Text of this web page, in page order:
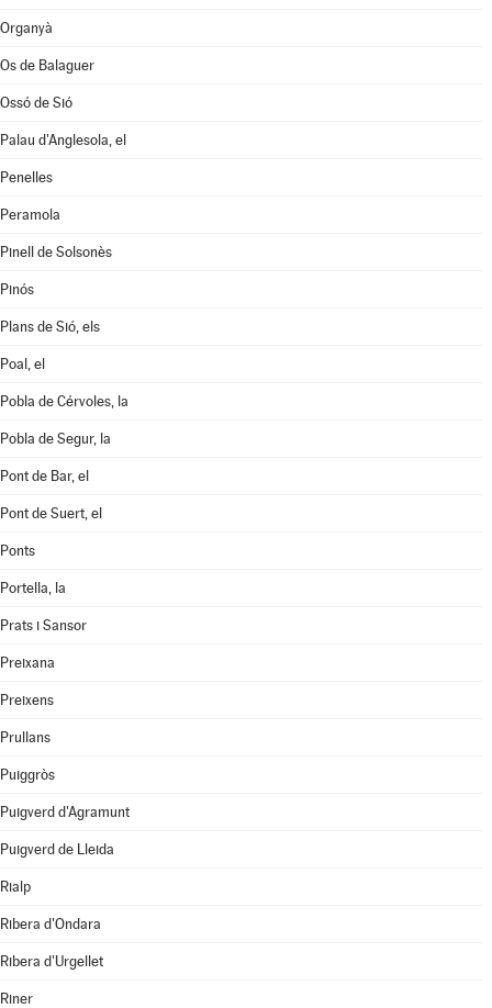
Organyà
Os de Balaguer
Ossó de Sió
Palau d'Anglesola, el
Penelles
Peramola
Pinell de Solsonès
Pinós
Plans de Sió, els
Poal, el
Pobla de Cérvoles, la
Pobla de Segur, la
Pont de Bar, el
Pont de Suert, el
Ponts
Portella, la
Prats i Sansor
Preixana
Preixens
Prullans
Puiggròs
Puigverd d'Agramunt
Puigverd de Lleida
Rialp
Ribera d'Ondara
Ribera d'Urgellet
Riner